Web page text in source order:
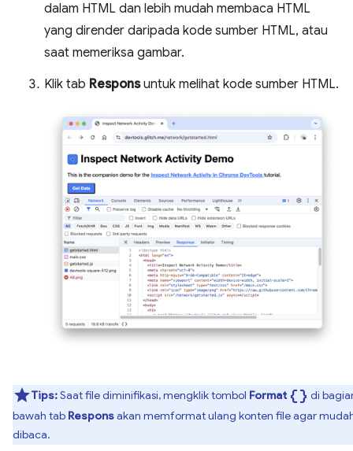
dalam HTML dan lebih mudah membaca HTML
yang dirender daripada kode sumber HTML, atau
saat memeriksa gambar.
Klik tab Responsuntuk melihat kode sumber HTML.
Tips:Saat file diminifikasi, mengklik tombol Format data_object di
bawah tab Responsakan memformat ulang konten file agar
dibaca.